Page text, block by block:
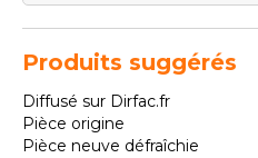
Produits suggérés
Diffusé sur Dirfac.fr
Pièce origine
Pièce neuve défraîchie